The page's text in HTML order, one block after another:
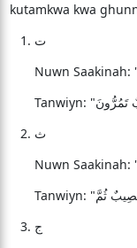
kutamkwa kwa
ت
ث
ج